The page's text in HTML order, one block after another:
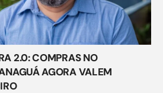
2.0: COMPRAS NO
AGORA VALEM